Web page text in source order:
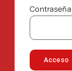
Acceso